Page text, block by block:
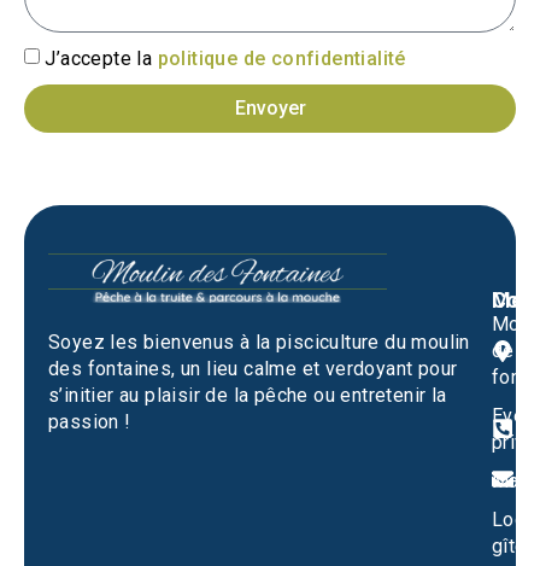
J’accepte la politique de confidentialité
Envoyer
Soyez les bienvenus à la pisciculture du moulin
des fontaines, un lieu calme et verdoyant pour
s’initier au plaisir de la pêche ou entretenir la
passion !
des
privé
gîtes